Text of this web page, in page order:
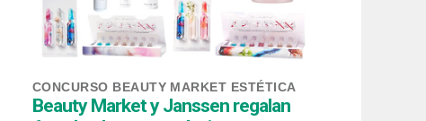
CONCURSO BEAUTY MARKET ESTÉTICA
Beauty Market y Janssen regalan